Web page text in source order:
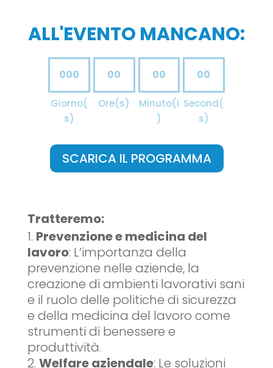
ALL'EVENTO MANCANO:
000
Giorno(
s)
00
Ore(s)
00
Minuto(i
)
00
Second(
s)
SCARICA IL PROGRAMMA
Tratteremo:
Prevenzione e medicina del
lavoro: L’importanza della
prevenzione nelle aziende, la
creazione di ambienti lavorativi sani
e il ruolo delle politiche di sicurezza
e della medicina del lavoro come
strumenti di benessere e
produttività.
Welfare aziendale: Le soluzioni